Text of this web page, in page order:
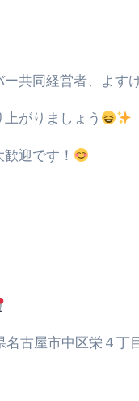
共同経営者、よす
がりましょう
迎です！
名古屋市中区栄４丁